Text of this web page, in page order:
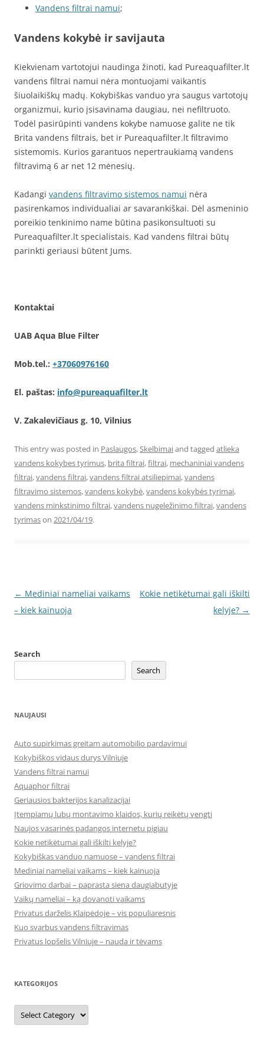
Vandens filtrai namui;
Vandens kokybė ir savijauta
Kiekvienam vartotojui naudinga žinoti, kad Pureaquafilter.lt
vandens filtrai namui nėra montuojami vaikantis
šiuolaikiškų madų. Kokybiškas vanduo yra saugus vartotojų
organizmui, kurio įsisavinama daugiau, nei nefiltruoto.
Todėl pasirūpinti vandens kokybe namuose galite ne tik
Brita vandens filtrais, bet ir Pureaquafilter.lt filtravimo
sistemomis. Kurios garantuos nepertraukiamą vandens
filtravimą 6 ar net 12 mėnesių.
Kadangi vandens filtravimo sistemos namui nėra
pasirenkamos individualiai ar savarankiškai. Dėl asmeninio
poreikio tenkinimo name būtina pasikonsultuoti su
Pureaquafilter.lt specialistais. Kad vandens filtrai būtų
parinkti geriausi būtent Jums.
Kontaktai
UAB Aqua Blue Filter
Mob.tel.: +37060976160
El. paštas: info@pureaquafilter.lt
V. Zakalevičiaus g. 10, Vilnius
This entry was posted in Paslaugos,Skelbimaiand tagged atlieka
vandens kokybes tyrimus, brita filtrai,filtrai, mechaniniai vandens
filtrai,vandens filtrai,vandens filtrai atsiliepimai,vandens
filtravimo sistemos,vandens kokybė,vandens kokybės tyrimai,
vandens minkstinimo filtrai,vandens nugeležinimo filtrai,vandens
tyrimason 2021/04/19.
Post
navigation
← Mediniai nameliai vaikams
– kiek kainuoja
Kokie netikėtumai gali iškilti
kelyje? →
Search
Search
NAUJAUSI
Auto supirkimas greitam automobilio pardavimui
Kokybiškos vidaus durys Vilniuje
Vandens filtrai namui
Aquaphor filtrai
Geriausios bakterijos kanalizacijai
Įtempiamų lubų montavimo klaidos, kurių reikėtų vengti
Naujos vasarinės padangos internetu pigiau
Kokie netikėtumai gali iškilti kelyje?
Kokybiškas vanduo namuose – vandens filtrai
Mediniai nameliai vaikams – kiek kainuoja
Griovimo darbai – paprasta siena daugiabutyje
Vaikų nameliai – ką dovanoti vaikams
Privatus darželis Klaipėdoje – vis populiaresnis
Kuo svarbus vandens filtravimas
Privatus lopšelis Vilniuje – nauda ir tėvams
KATEGORIJOS
Kategorijos